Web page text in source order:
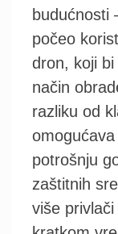
budućnosti
počeo
dron, koji
način
razliku od
potrošnju
zaštitnih
više